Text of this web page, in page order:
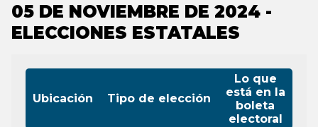
05 DE NOVIEMBRE DE 2024 -
ELECCIONES ESTATALES
Ubicación Tipo de elección
Lo que
está en la
boleta
electoral